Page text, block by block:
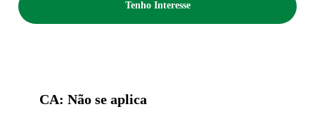
Tenho Interesse
CA: Não se aplica